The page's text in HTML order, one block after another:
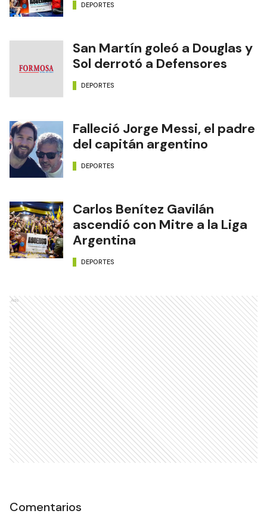
DEPORTES
San Martín goleó a Douglas y
Sol derrotó a Defensores
DEPORTES
Falleció Jorge Messi, el padre
del capitán argentino
DEPORTES
Carlos Benítez Gavilán
ascendió con Mitre a la Liga
Argentina
DEPORTES
Ads
Comentarios